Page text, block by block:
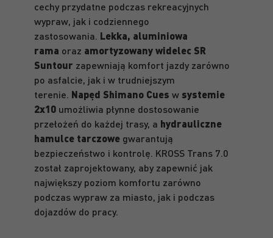
cechy przydatne podczas rekreacyjnych
wypraw, jak i codziennego
zastosowania. Lekka, aluminiowa
rama oraz amortyzowany widelec SR
Suntour zapewniają komfort jazdy zarówno
po asfalcie, jak i w trudniejszym
terenie. Napęd Shimano Cues w systemie
2x10 umożliwia płynne dostosowanie
przełożeń do każdej trasy, a hydrauliczne
hamulce tarczowe gwarantują
bezpieczeństwo i kontrolę. KROSS Trans 7.0
został zaprojektowany, aby zapewnić jak
największy poziom komfortu zarówno
podczas wypraw za miasto, jak i podczas
dojazdów do pracy.